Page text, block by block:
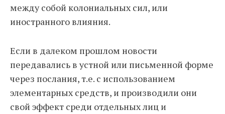
между собой колониальных сил, или
иностранного влияния.
Если в далеком прошлом новости
передавались в устной или письменной форме
через послания, т.е. с использованием
элементарных средств, и производили они
свой эффект среди отдельных лиц и